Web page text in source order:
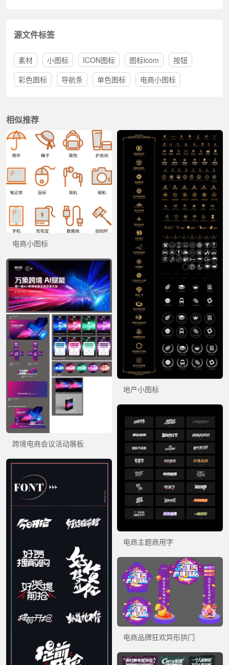
源文件标签
素材 小图标 ICON图标 图标icom
按钮
彩色图标
导航条 单色图标 电商小图标
相似推荐
电商小图标
地产小图标
跨境电商会议活动展板
电商主题商用字
电商品牌狂欢异形拱门